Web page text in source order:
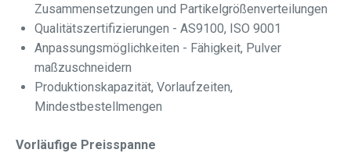
Zusammensetzungen und Partikelgrößenverteilungen
Qualitätszertifizierungen - AS9100, ISO 9001
Anpassungsmöglichkeiten - Fähigkeit, Pulver
maßzuschneidern
Produktionskapazität, Vorlaufzeiten,
Mindestbestellmengen
Vorläufige Preisspanne